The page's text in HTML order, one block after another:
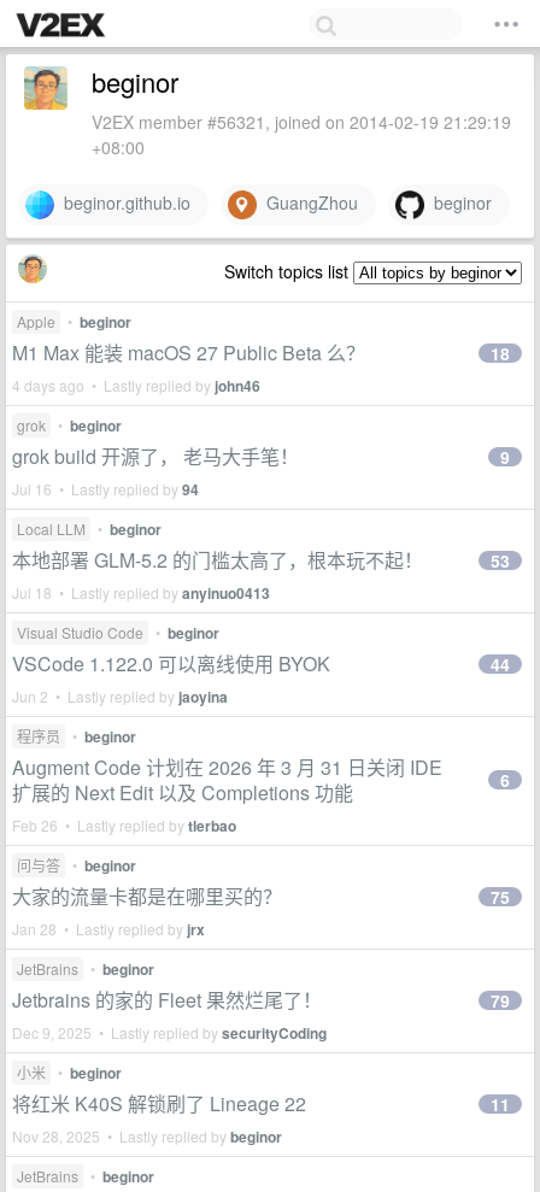
beginor
V2EX member #56321, joined on 2014-02-19 21:29:19
+08:00
beginor.github.io GuangZhou beginor
Switch topics list
Apple • beginor
M1 Max 能装 macOS 27 Public Beta 么？
4 days ago • Lastly replied by john46
18
grok • beginor
grok build 开源了， 老马大手笔！
Jul 16 • Lastly replied by94
9
Local LLM • beginor
本地部署 GLM-5.2 的门槛太高了，根本玩不起！
Jul 18 • Lastly replied byanyinuo0413
53
Visual Studio Code • beginor
VSCode 1.122.0 可以离线使用 BYOK
Jun 2 • Lastly replied by jaoyina
44
程序员 • beginor
Augment Code 计划在 2026 年 3 月 31 日关闭 IDE
扩展的 Next Edit 以及 Completions 功能
Feb 26 • Lastly replied bytlerbao
6
问与答 • beginor
大家的流量卡都是在哪里买的？
Jan 28 • Lastly replied by jrx
75
JetBrains • beginor
Jetbrains 的家的 Fleet 果然烂尾了！
Dec 9, 2025 • Lastly replied bysecurityCoding
79
小米 • beginor
将红米 K40S 解锁刷了 Lineage 22
Nov 28, 2025 • Lastly replied bybeginor
11
JetBrains • beginor